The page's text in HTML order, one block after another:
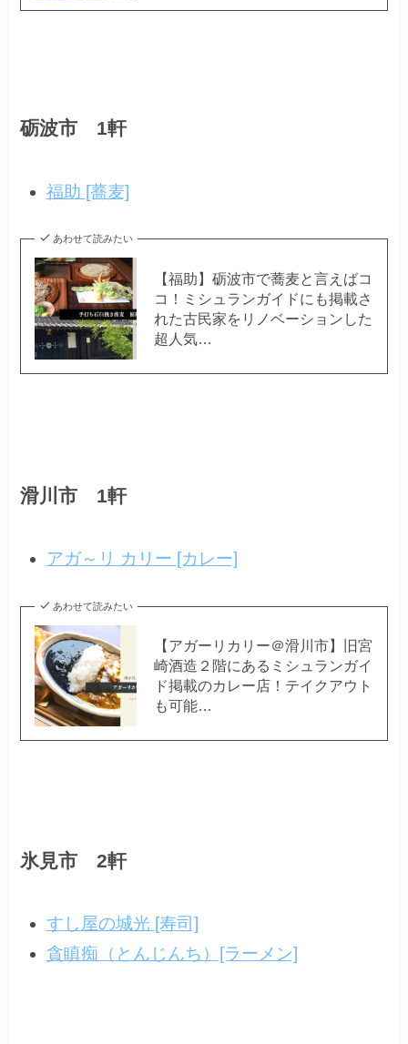
砺波市 1軒
福助 [蕎麦]
あわせて読みたい
【福助】砺波市で蕎麦と言えばコ
コ！ミシュランガイドにも掲載さ
れた古民家をリノベーションした
超人気…
滑川市 1軒
アガ～リ カリー [カレー]
あわせて読みたい
【アガーリカリー＠滑川市】旧宮
崎酒造２階にあるミシュランガイ
ド掲載のカレー店！テイクアウト
も可能…
氷見市 2軒
すし屋の城光 [寿司]
貪瞋痴（とんじんち）[ラーメン]